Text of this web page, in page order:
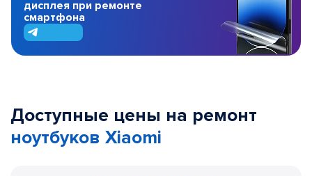
дисплея при ремонте
смартфона
Доступные цены на ремонт
ноутбуков Xiaomi